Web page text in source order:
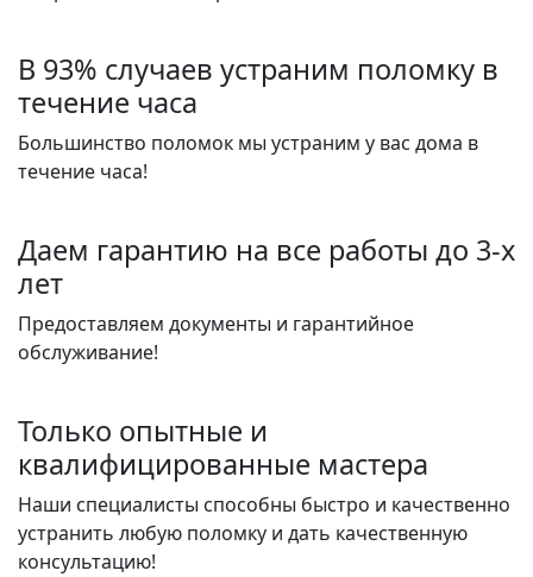
В 93% случаев устраним поломку в
течение часа
Большинство поломок мы устраним у вас дома в
течение часа!
Даем гарантию на все работы до 3-х
лет
Предоставляем документы и гарантийное
обслуживание!
Только опытные и
квалифицированные мастера
Наши специалисты способны быстро и качественно
устранить любую поломку и дать качественную
консультацию!